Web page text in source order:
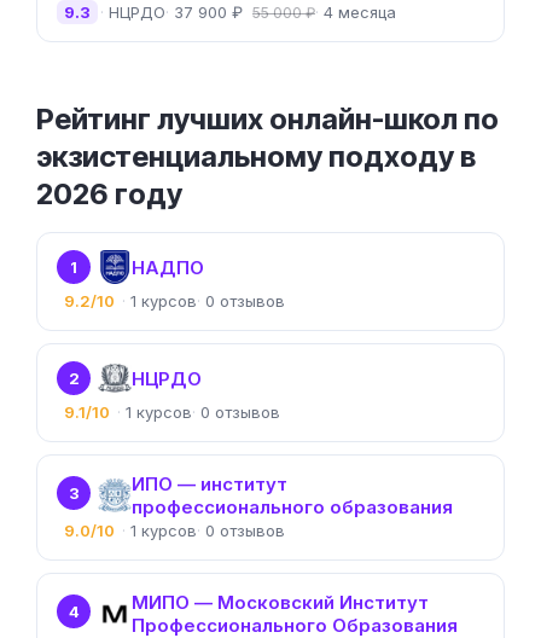
НЦРДО 37 900 ₽ 55 000 ₽ 4 месяца
9.3
Рейтинг лучших онлайн-школ по
экзистенциальному подходу в
2026 году
1 НАДПО
9.2/10 1 0
2 НЦРДО
9.1/10 1 0
3
ИПО — институт
профессионального образования
9.0/10 1 0
4
МИПО — Московский Институт
Профессионального Образования